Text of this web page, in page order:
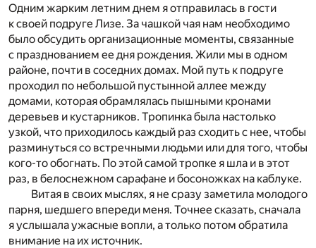
Одним жарким летним днем я отправилась в гости
к своей подруге Лизе. За чашкой чая нам необходимо
было обсудить организационные моменты, связанные
с празднованием ее дня рождения. Жили мы в одном
районе, почти в соседних домах. Мой путь к подруге
проходил по небольшой пустынной аллее между
домами, которая обрамлялась пышными кронами
деревьев и кустарников. Тропинка была настолько
узкой, что приходилось каждый раз сходить с нее, чтобы
разминуться со встречными людьми или для того, чтобы
кого-то обогнать. По этой самой тропке я шла и в этот
раз, в белоснежном сарафане и босоножках на каблуке.
Витая в своих мыслях, я не сразу заметила молодого
парня, шедшего впереди меня. Точнее сказать, сначала
я услышала ужасные вопли, а только потом обратила
внимание на их источник.